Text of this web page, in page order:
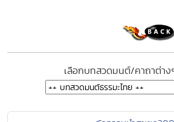
เลือกบทสวดมนต์/คาถาต่าง